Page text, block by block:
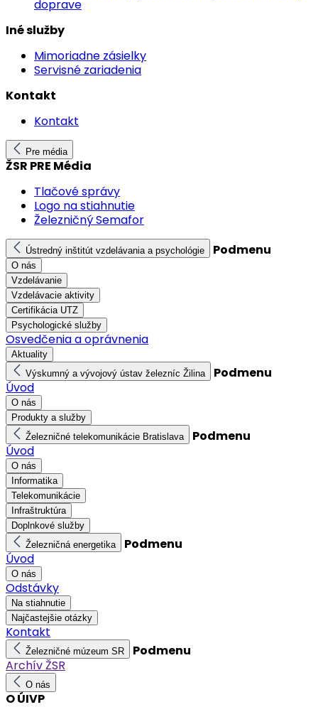
doprave
Iné služby
Mimoriadne zásielky
Servisné zariadenia
Kontakt
Kontakt
Pre média
ŽSR PRE Média
Tlačové správy
Logo na stiahnutie
Železničný Semafor
Ústredný inštitút vzdelávania a psychológie Podmenu
O nás
Vzdelávanie
Vzdelávacie aktivity
Certifikácia UTZ
Psychologické služby
Osvedčenia a oprávnenia
Aktuality
Výskumný a vývojový ústav železníc Žilina
Podmenu
Úvod
O nás
Produkty a služby
Železničné telekomunikácie Bratislava
Podmenu
Úvod
O nás
Informatika
Telekomunikácie
Infraštruktúra
Doplnkové služby
Železničná energetika
Podmenu
Úvod
O nás
Odstávky
Na stiahnutie
Najčastejšie otázky
Kontakt
Železničné múzeum SR
Podmenu
Archív ŽSR
O nás
O ÚIVP